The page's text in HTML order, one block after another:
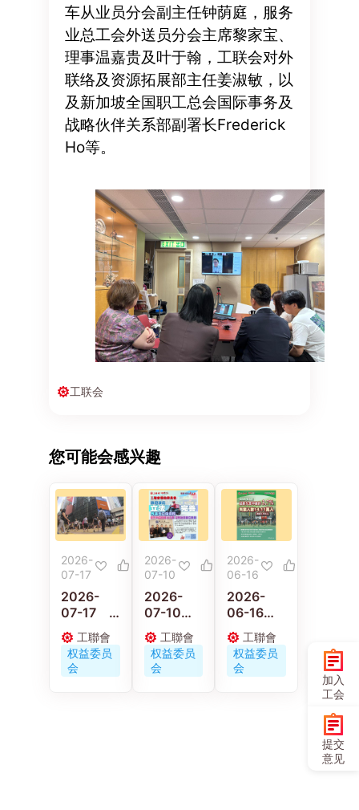
车从业员分会副主任钟荫庭，服务
业总工会外送员分会主席黎家宝、
理事温嘉贵及叶于翰，工联会对外
联络及资源拓展部主任姜淑敏，以
及新加坡全国职工总会国际事务及
战略伙伴关系部副署长Frederick
Ho等。
工联会
您可能会感兴趣
2026-
07-17
2026-
07-17
工联权委
促政府加
强支援青
年及中高
工聯會
权益委员
会
2026-
07-10
2026-
07-10
工联会权
益委员会
欢迎政府
立法完善
工聯會
权益委员
会
2026-
06-16
2026-
06-16
工联会权
益委员会
促特区政
府密切监
工聯會
权益委员
会
加入
工会
提交
意见